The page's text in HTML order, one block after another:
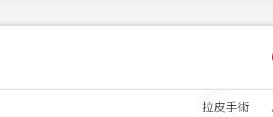
拉皮手術